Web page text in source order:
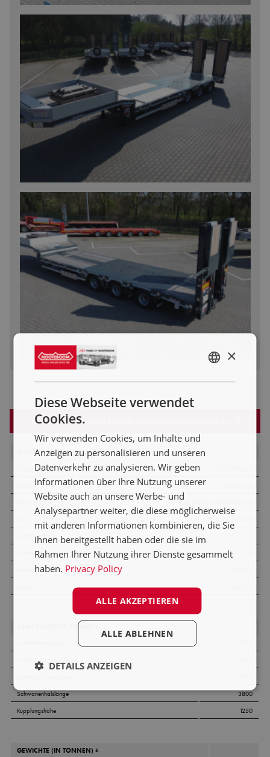
FÜGEN SIE DIESEN ARTIKEL DEM ANGEBOTSORDNER ZU
ALLGEMEIN
Categorie
Hersteller
Beschreibung
3-Achs Tieflade Sattelanhänger
Anzahl Achsen
Federung
Lenkung
ABMESSUNGEN (IN MM) ±
Ladeflächlänge (Min)
Schwanenhalslänge
3800
Kupplungshöhe
1250
GEWICHTE (IN TONNEN) ±
×
Diese Webseite verwendet
Cookies.
Wir verwenden Cookies, um Inhalte und
Anzeigen zu personalisieren und unseren
Datenverkehr zu analysieren. Wir geben
Informationen über Ihre Nutzung unserer
Website auch an unsere Werbe- und
Analysepartner weiter, die diese möglicherweise
mit anderen Informationen kombinieren, die Sie
ihnen bereitgestellt haben oder die sie im
Rahmen Ihrer Nutzung ihrer Dienste gesammelt
haben. Privacy Policy
ALLE AKZEPTIEREN
ALLE ABLEHNEN
DETAILS ANZEIGEN